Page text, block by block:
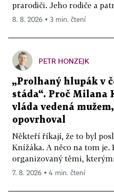
prarodiči. Jeho rodiče a
8. 8. 2026 ▪ 3 min. čtení
PETR HONZEJK
„Prolhaný hlupák v
stáda“. Proč Milana
vláda vedená
opovrhoval
Někteří říkají, že to byl
Knížáka. A něco na tom
organizovaný těmi,
7. 8. 2026 ▪ 4 min. čtení